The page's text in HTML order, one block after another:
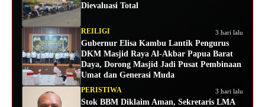
Dievaluasi Total
REILIGI 3 hari lalu
Gubernur Elisa Kambu Lantik Pengurus
DKM Masjid Raya Al-Akbar Papua Barat
Daya, Dorong Masjid Jadi Pusat Pembinaan
Umat dan Generasi Muda
PERISTIWA 3 hari lalu
Stok BBM Diklaim Aman, Sekretaris LMA